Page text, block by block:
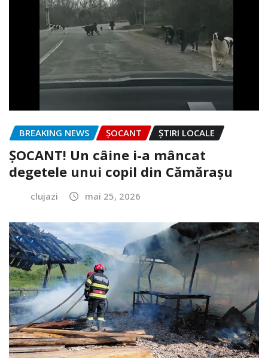
BREAKING NEWS ȘOCANT ȘTIRI LOCALE
ȘOCANT! Un câine i-a mâncat
degetele unui copil din Cămărașu
clujazi mai 25, 2026